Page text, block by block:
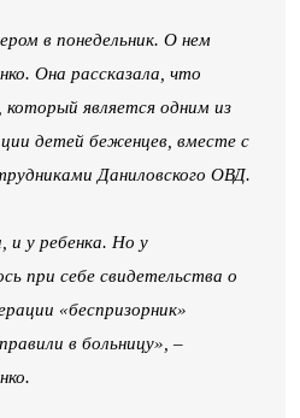
в понедельник. О нем
Она рассказала, что
является одним из
детей беженцев, вместе с
Даниловского ОВД.
у ребенка. Но у
при себе свидетельства о
«беспризорник»
в больницу», –